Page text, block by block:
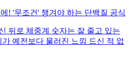
! '무조건' 챙겨야 하는 단백질 공식
뒤로 체중계 숫자는 잘 줄고 있는
예전보다 물러진 느낌 드신 적 없